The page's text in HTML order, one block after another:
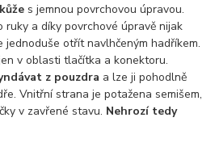
s jemnou povrchovou úpravou.
ruky a díky povrchové úpravě nijak
jednoduše otřít navlhčeným hadříkem.
v oblasti tlačítka a konektoru.
z pouzdra a lze ji pohodlně
Vnitřní strana je potažena semišem,
v zavřené stavu. Nehrozí tedy